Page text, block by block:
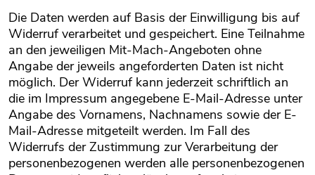
Die Daten werden auf Basis der Einwilligung bis auf
Widerruf verarbeitet und gespeichert. Eine Teilnahme
an den jeweiligen Mit-Mach-Angeboten ohne
Angabe der jeweils angeforderten Daten ist nicht
möglich. Der Widerruf kann jederzeit schriftlich an
die im Impressum angegebene E-Mail-Adresse unter
Angabe des Vornamens, Nachnamens sowie der E-
Mail-Adresse mitgeteilt werden. Im Fall des
Widerrufs der Zustimmung zur Verarbeitung der
personenbezogenen werden alle personenbezogenen